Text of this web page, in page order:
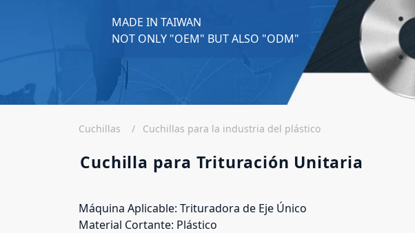
MADE IN TAIWAN
NOT ONLY "OEM" BUT ALSO "ODM"
Cuchilla para Trituración Unitaria
Máquina Aplicable: Trituradora de Eje Único
Material Cortante: Plástico
Cuchillas Cuchillas para la industria del plástico